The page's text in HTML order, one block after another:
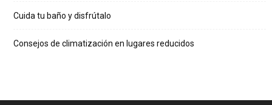
Cuida tu baño y disfrútalo
Consejos de climatización en lugares reducidos